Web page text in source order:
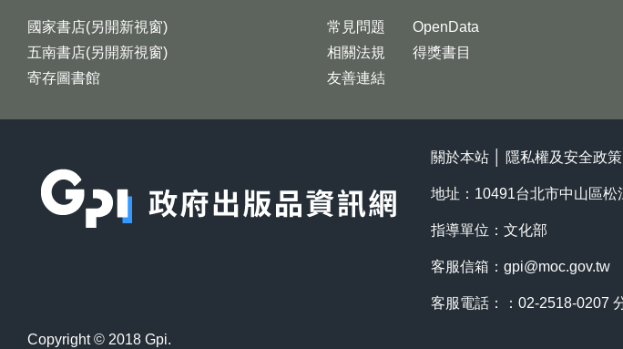
國家書店(另開新視窗)
五南書店(另開新視窗)
寄存圖書館
常見問題
相關法規
友善連結
OpenData
得獎書目
關於本站 隱私權及安全政策
地址：10491台北市中山區松
指導單位：文化部
客服信箱： gpi@moc.gov.tw
客服電話：：02-2518-0207
Copyright © 2018 Gpi.